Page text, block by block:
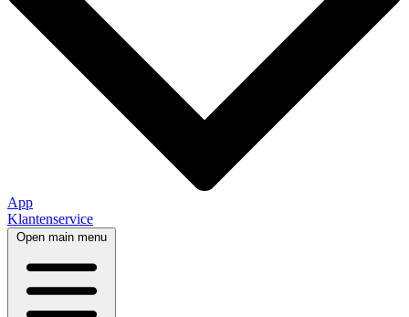
App
Klantenservice
Open main menu